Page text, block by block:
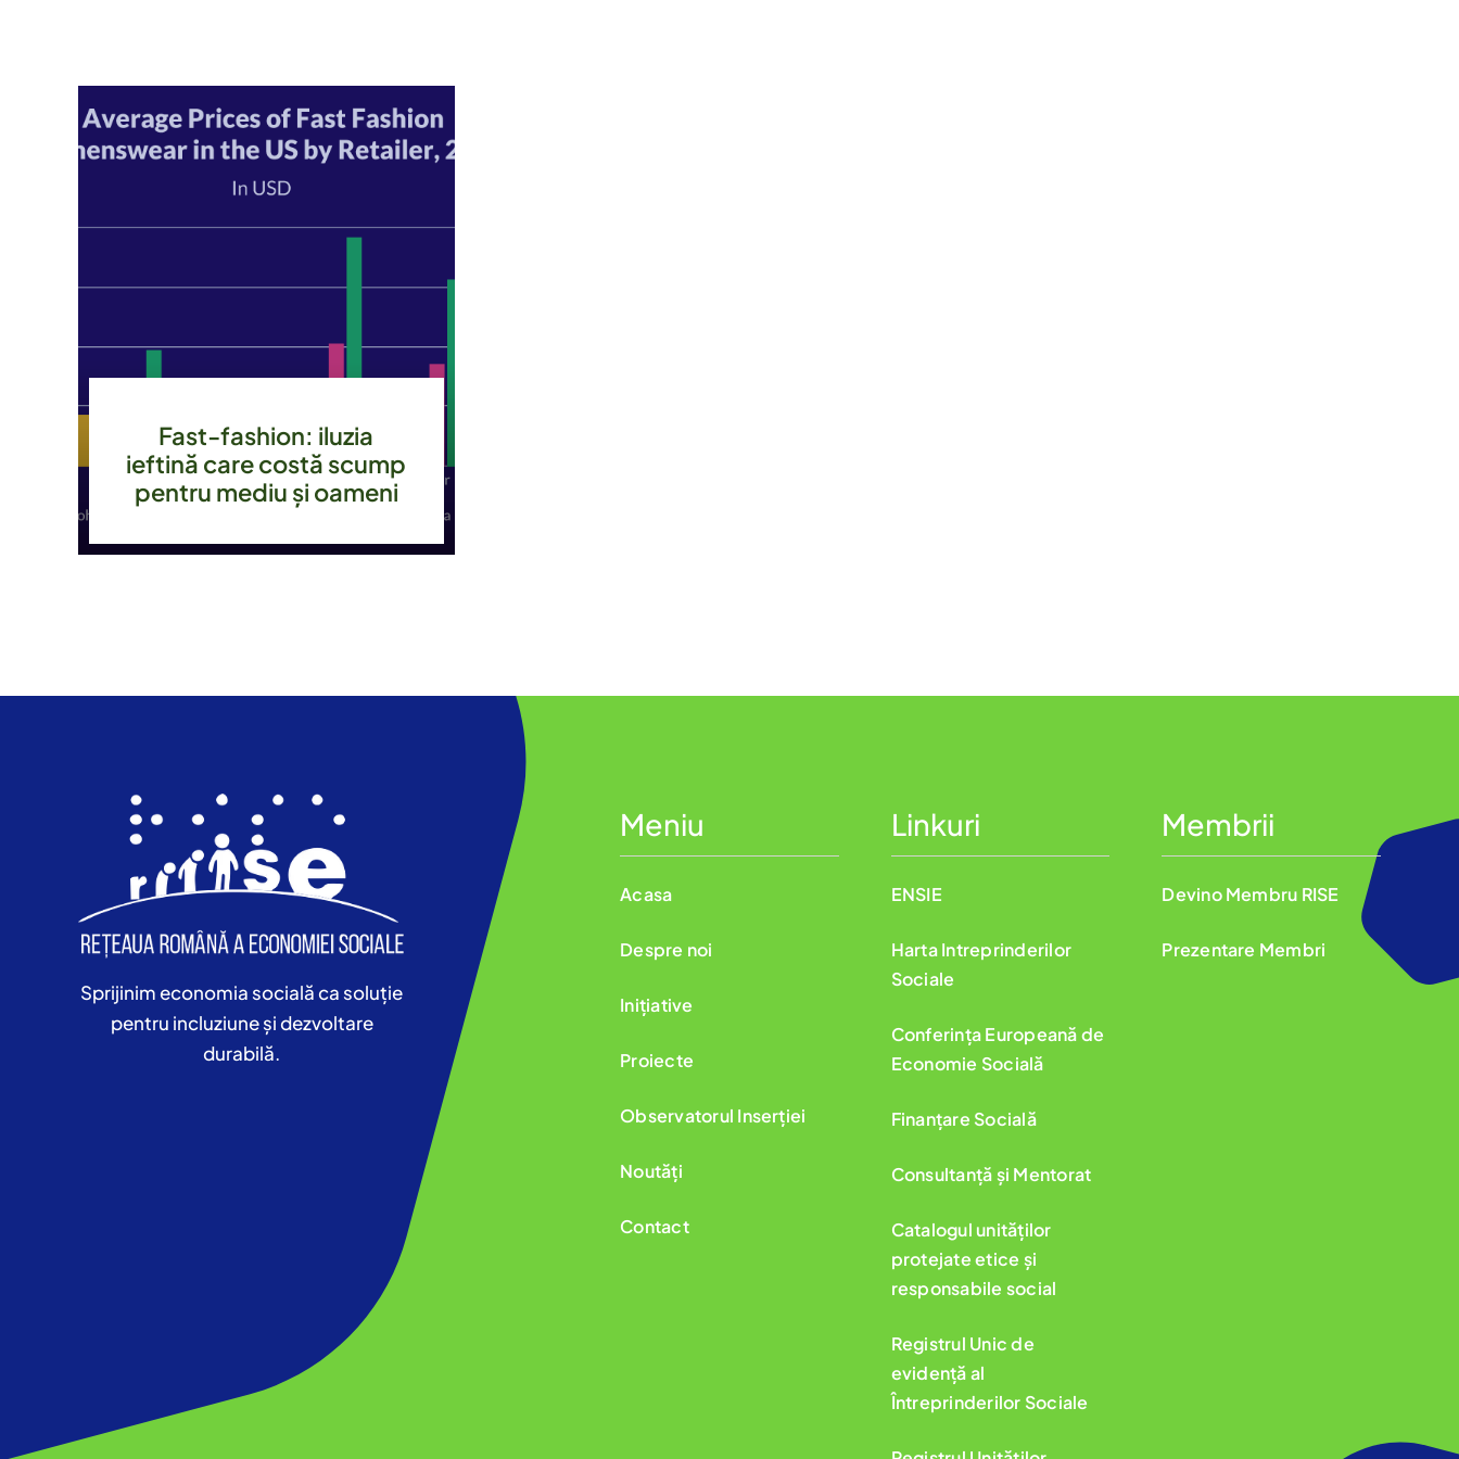
Fast-fashion: iluzia
ieftină care costă scump
pentru mediu și oameni
Sprijinim economia socială ca soluție
pentru incluziune și dezvoltare
durabilă.
Meniu
Acasa
Despre noi
Inițiative
Proiecte
Observatorul Inserției
Noutăți
Contact
Linkuri
ENSIE
Harta Intreprinderilor
Sociale
Conferința Europeană de
Economie Socială
Finanțare Socială
Consultanță și Mentorat
Catalogul unităților
protejate etice și
responsabile social
Registrul Unic de
evidență al
Întreprinderilor Sociale
Membrii
Devino Membru RISE
Prezentare Membri